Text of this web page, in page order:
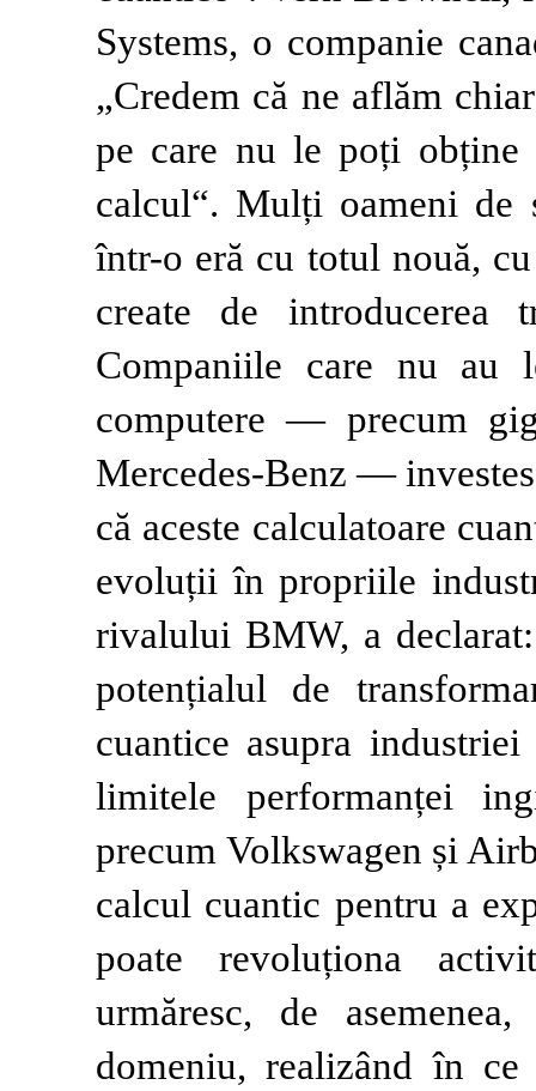
Systems, o companie
„Credem că ne aflăm
pe care nu le poți obține
calcul“. Mulți oameni de
într-o eră cu totul nouă,
create de introducerea
Companiile care nu au
computere — precum
Mercedes-Benz —
că aceste calculatoare
evoluții în propriile
rivalului BMW, a
potențialul de
cuantice asupra
limitele performanței
precum Volkswagen și
calcul cuantic pentru a
poate revoluționa
urmăresc, de
domeniu, realizând în ce